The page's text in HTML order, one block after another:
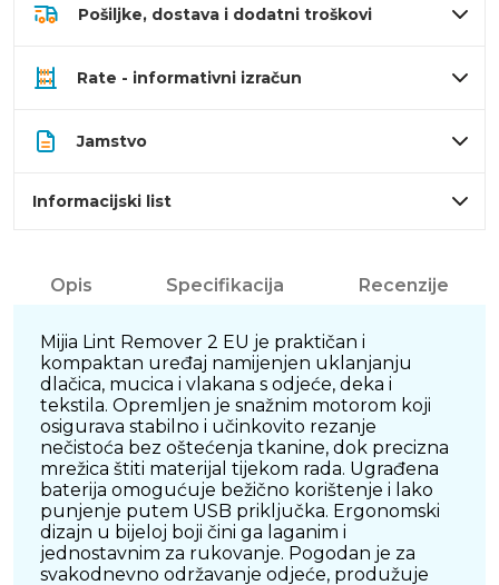
Pošiljke, dostava i dodatni troškovi
Rate - informativni izračun
Jamstvo
Informacijski list
Opis Specifikacija Recenzije
Mijia Lint Remover 2 EU je praktičan i
kompaktan uređaj namijenjen uklanjanju
dlačica, mucica i vlakana s odjeće, deka i
tekstila. Opremljen je snažnim motorom koji
osigurava stabilno i učinkovito rezanje
nečistoća bez oštećenja tkanine, dok precizna
mrežica štiti materijal tijekom rada. Ugrađena
baterija omogućuje bežično korištenje i lako
punjenje putem USB priključka. Ergonomski
dizajn u bijeloj boji čini ga laganim i
jednostavnim za rukovanje. Pogodan je za
svakodnevno održavanje odjeće, produžuje